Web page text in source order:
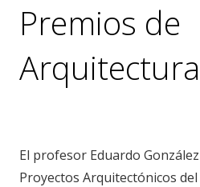
Premios de
El profesor Eduardo
Proyectos Arquitectónicos